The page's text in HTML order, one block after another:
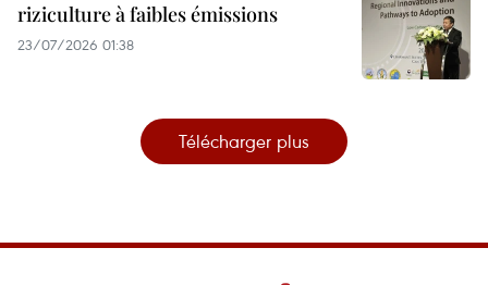
riziculture à faibles émissions
23/07/2026 01:38
Télécharger plus